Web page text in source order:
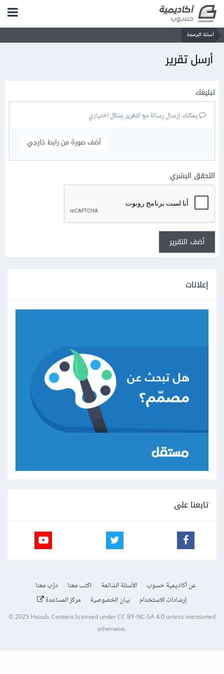
أسئلة البرمجة
أرسل تقرير
تبليغك
يمكنك إرسال رسالة مع التقرير بشكل اختياري
أضف صورة من رابط خارجي
التحقق البشري
أضف التقرير
إعلانات
تابعنا على
عن أكاديمية حسوب الأسئلة الشائعة اكتب معنا
درّب معنا
إرشادات الاستخدام
بيان الخصوصية مركز المساعدة
© 2025 Hsoub.Content licensed underCC BY-NC-SA 4.0unless mentioned
otherwise.